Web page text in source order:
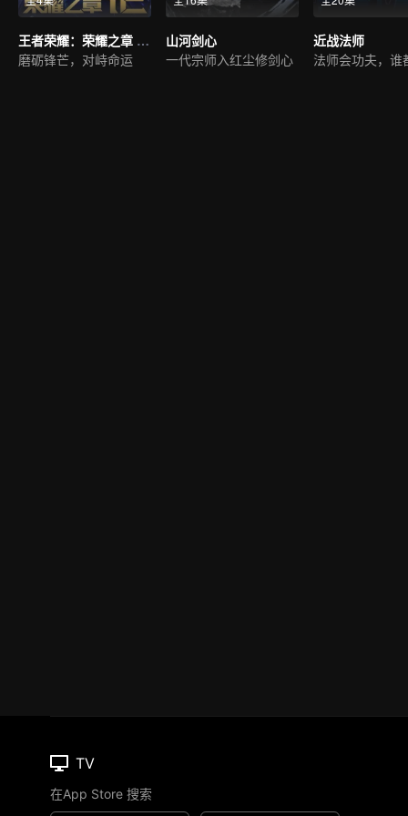
王者荣耀：荣耀之章 命运篇
磨砺锋芒，对峙命运
山河剑心
一代宗师入红尘修剑心
近战法师
TV
在App Store 搜索